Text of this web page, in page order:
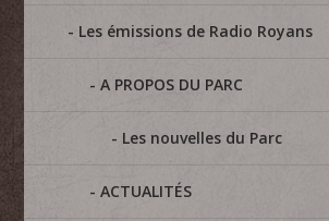
Les émissions de Radio Royans
A PROPOS DU PARC
Les nouvelles du Parc
ACTUALITÉS